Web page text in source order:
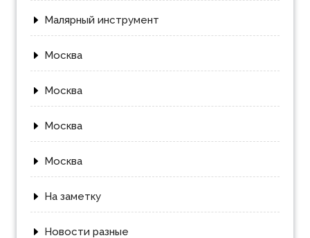
Малярный инструмент
Москва
Москва
Москва
Москва
На заметку
Новости разные